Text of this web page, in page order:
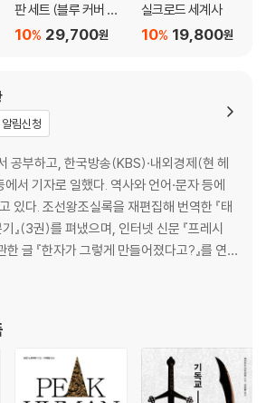
판 세트 (블루 커버 에
디션) 29,700원
10%
실크로드 세계사
19,800원
10%
림신청
공부하고, 한국방송(KBS)·내외경제(현 헤
서 기자로 일했다. 역사와 언어·문자 등에
있다. 조선왕조실록을 재편집해 번역한 『태
기』(3권)를 펴냈으며, 인터넷 신문 『프레시
한 글 『한자가 그렇게 만들어졌다고?』를 연재
가장 빨리 외워지는 한자책』, 『기발한 한자사
을 썼다. 번역한 책으로는 『달러』, 『나사, 그
이 멈